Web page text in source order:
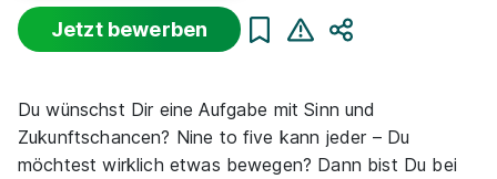
Sortierung Beginn Schulabschluss
Suche zurücksetzen
Jetzt bewerben
Du wünschst Dir eine Aufgabe mit Sinn und
Zukunftschancen? Nine to five kann jeder – Du
möchtest wirklich etwas bewegen? Dann bist Du bei